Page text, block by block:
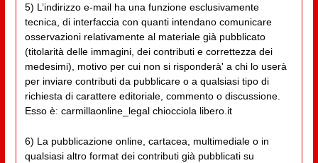
5) L’indirizzo e-mail ha una funzione esclusivamente
tecnica, di interfaccia con quanti intendano comunicare
osservazioni relativamente al materiale già pubblicato
(titolarità delle immagini, dei contributi e correttezza dei
medesimi), motivo per cui non si risponderà' a chi lo userà
per inviare contributi da pubblicare o a qualsiasi tipo di
richiesta di carattere editoriale, commento o discussione.
Esso è: carmillaonline_legal chiocciola libero.it
6) La pubblicazione online, cartacea, multimediale o in
qualsiasi altro format dei contributi già pubblicati su